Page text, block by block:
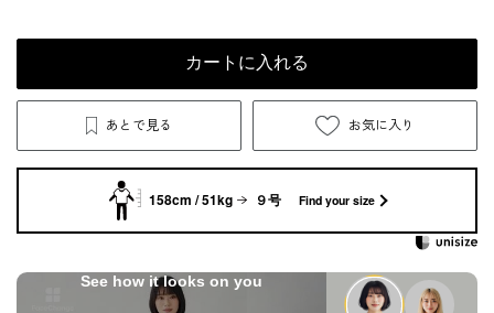
カートに入れる
あとで見る お気に入り
158cm / 51kg ９号 Find your size
See how it looks on you